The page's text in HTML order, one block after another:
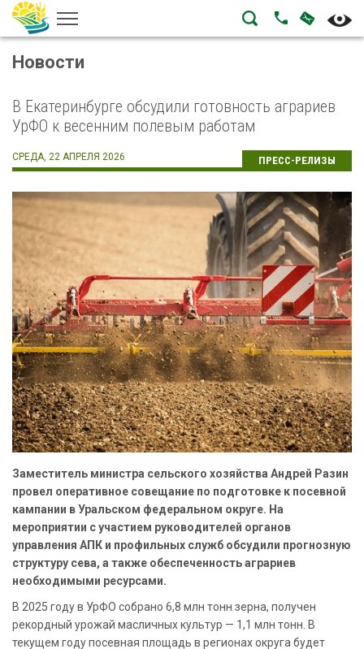
ПОЗВОНИТЬ
Новости
В Екатеринбурге обсудили готовность аграриев
УрФО к весенним полевым работам
ПРЕСС-РЕЛИЗЫ
СРЕДА, 22 АПРЕЛЯ 2026
Заместитель министра сельского хозяйства Андрей Разин
провел оперативное совещание по подготовке к посевной
кампании в Уральском федеральном округе. На
мероприятии с участием руководителей органов
управления АПК и профильных служб обсудили прогнозную
структуру сева, а также обеспеченность аграриев
необходимыми ресурсами.
В 2025 году в УрФО собрано 6,8 млн тонн зерна, получен
рекордный урожай масличных культур — 1,1 млн тонн. В
текущем году посевная площадь в регионах округа будет